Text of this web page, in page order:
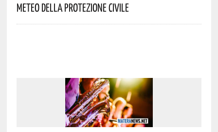
Meteo Della Protezione Civile